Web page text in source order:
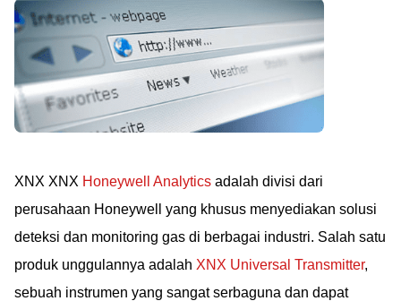
XNX XNX Honeywell Analytics adalah divisi dari
perusahaan Honeywell yang khusus menyediakan solusi
deteksi dan monitoring gas di berbagai industri. Salah satu
produk unggulannya adalah XNX Universal Transmitter,
sebuah instrumen yang sangat serbaguna dan dapat